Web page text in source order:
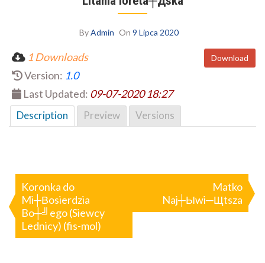
ByAdmin On 9 Lipca 2020
Download
1 Downloads
Version: 1.0
Last Updated: 09-07-2020 18:27
Description Preview Versions
wpisu
Koronka do
Mi┼Вosierdzia
Bo┼╝ego (Siewcy
Lednicy) (fis-mol)
Matko
Naj┼Ыwi─Щtsza